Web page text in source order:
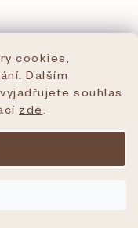
cookies,
Dalším
souhlas
zde